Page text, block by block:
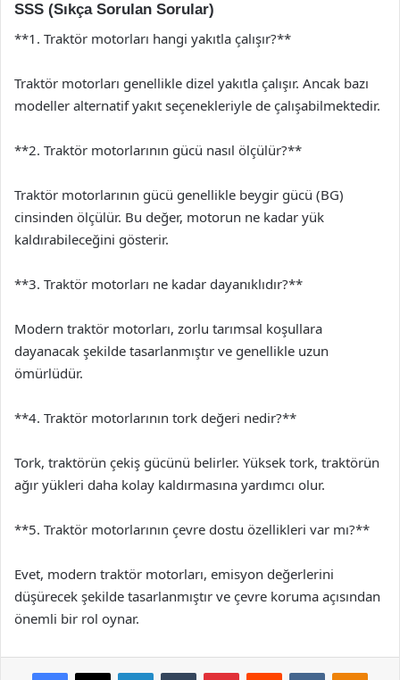
SSS (Sıkça Sorulan Sorular)
**1. Traktör motorları hangi yakıtla çalışır?**
Traktör motorları genellikle dizel yakıtla çalışır. Ancak bazı
modeller alternatif yakıt seçenekleriyle de çalışabilmektedir.
**2. Traktör motorlarının gücü nasıl ölçülür?**
Traktör motorlarının gücü genellikle beygir gücü (BG)
cinsinden ölçülür. Bu değer, motorun ne kadar yük
kaldırabileceğini gösterir.
**3. Traktör motorları ne kadar dayanıklıdır?**
Modern traktör motorları, zorlu tarımsal koşullara
dayanacak şekilde tasarlanmıştır ve genellikle uzun
ömürlüdür.
**4. Traktör motorlarının tork değeri nedir?**
Tork, traktörün çekiş gücünü belirler. Yüksek tork, traktörün
ağır yükleri daha kolay kaldırmasına yardımcı olur.
**5. Traktör motorlarının çevre dostu özellikleri var mı?**
Evet, modern traktör motorları, emisyon değerlerini
düşürecek şekilde tasarlanmıştır ve çevre koruma açısından
önemli bir rol oynar.
Facebook
X LinkedInTumblr PinterestReddit VKontakte